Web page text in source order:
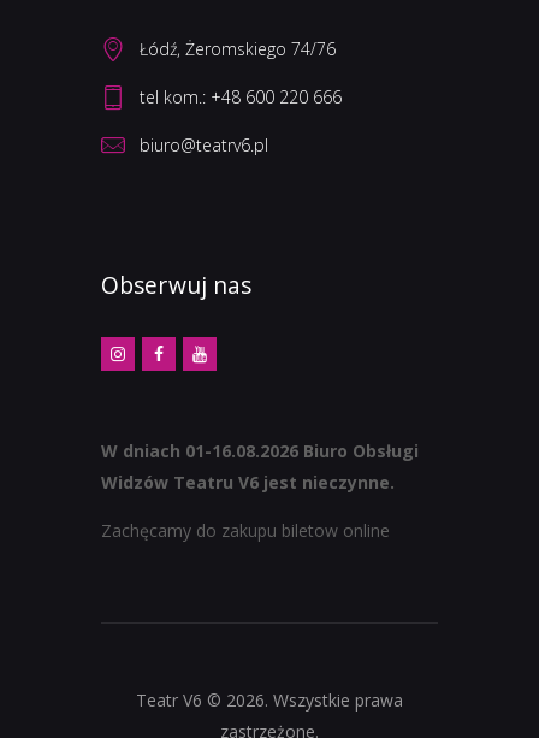
Łódź, Żeromskiego 74/76
biuro@teatrv6.pl
Obserwuj nas
W dniach 01-16.08.2026 Biuro Obsługi
Widzów Teatru V6 jest nieczynne.
Zachęcamy do zakupu biletow online
Teatr V6 © 2026. Wszystkie prawa
zastrzeżone.